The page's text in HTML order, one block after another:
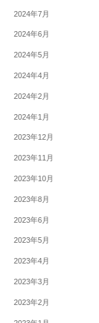
2024年7月
2024年6月
2024年5月
2024年4月
2024年2月
2024年1月
2023年12月
2023年11月
2023年10月
2023年8月
2023年6月
2023年5月
2023年4月
2023年3月
2023年2月